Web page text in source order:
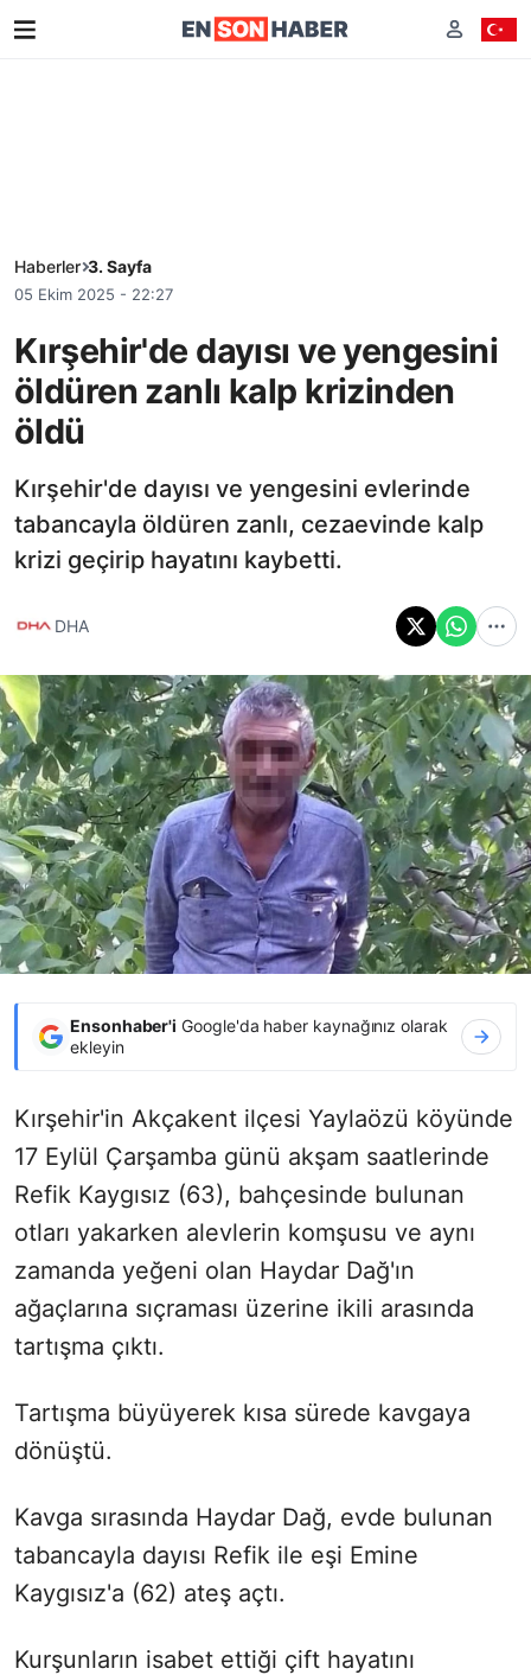
Haberler 3. Sayfa
05 Ekim 2025 - 22:27
Kırşehir'de dayısı ve yengesini
öldüren zanlı kalp krizinden
öldü
Kırşehir'de dayısı ve yengesini evlerinde
tabancayla öldüren zanlı, cezaevinde kalp
krizi geçirip hayatını kaybetti.
DHA
Ensonhaber'i Google'da haber kaynağınız olarak
ekleyin
Kırşehir'in Akçakent ilçesi Yaylaözü köyünde
17 Eylül Çarşamba günü akşam saatlerinde
Refik Kaygısız (63), bahçesinde bulunan
otları yakarken alevlerin komşusu ve aynı
zamanda yeğeni olan Haydar Dağ'ın
ağaçlarına sıçraması üzerine ikili arasında
tartışma çıktı.
Tartışma büyüyerek kısa sürede kavgaya
dönüştü.
Kavga sırasında Haydar Dağ, evde bulunan
tabancayla dayısı Refik ile eşi Emine
Kaygısız'a (62) ateş açtı.
Kurşunların isabet ettiği çift hayatını